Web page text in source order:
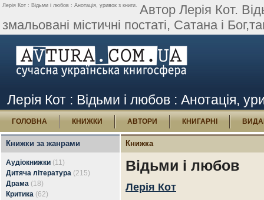
Лерія Кот : Відьми і любов : Анотація, уривок з книги. Автор Лерія Кот.
змальовані містичні постаті, Сатана і
Лерія Кот : Відьми і любов : Анотація,
ГОЛОВНА КНИЖКИ АВТОРИ КНИГАРНІ
Книжки за жанрами
Аудіокнижки (11)
Дитяча література (215)
Драма (18)
Критика (62)
Книжка
Відьми і любов
Лерія Кот